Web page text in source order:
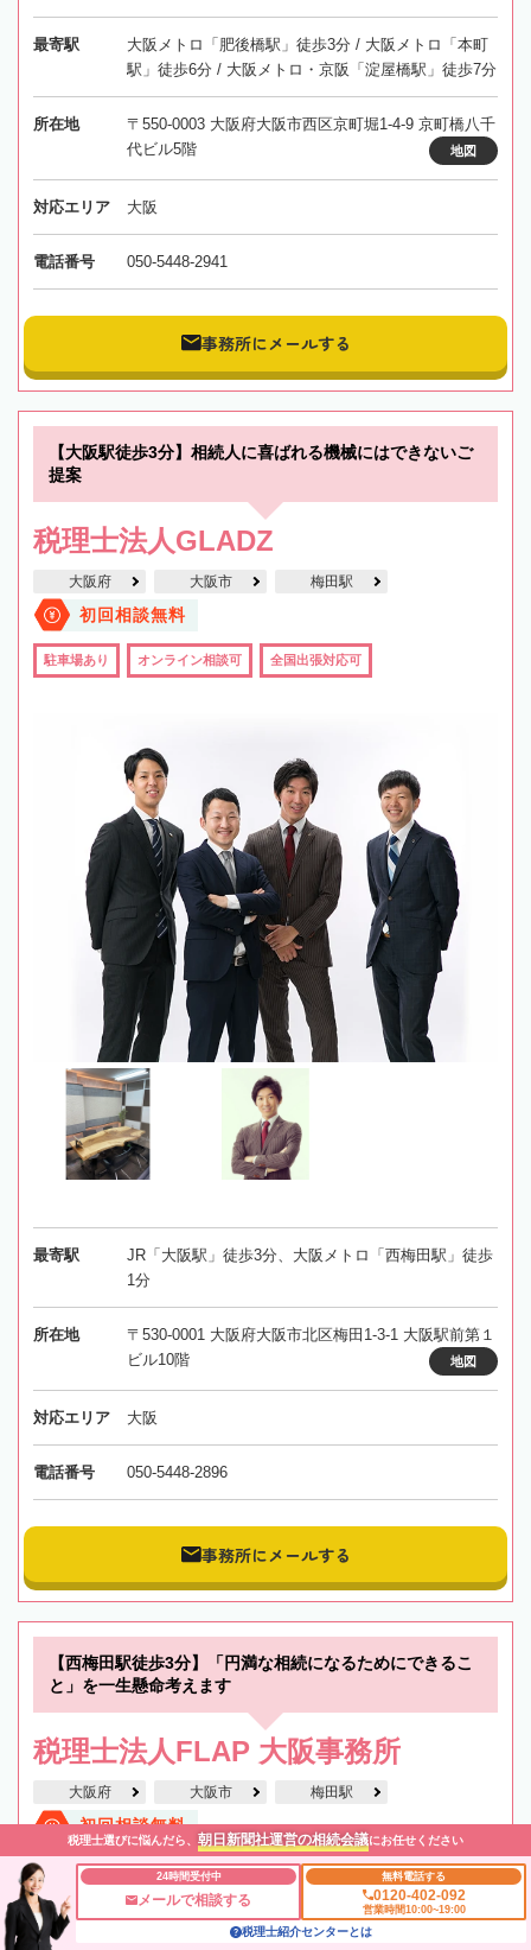
最寄駅
大阪メトロ「肥後橋駅」徒歩3分 / 大阪メトロ「本町
駅」徒歩6分 / 大阪メトロ・京阪「淀屋橋駅」徒歩7分
所在地
〒550-0003 大阪府大阪市西区京町堀1-4-9 京町橋八千
代ビル5階
地図
対応エリア 大阪
電話番号 050-5448-2941
事務所にメールする
【大阪駅徒歩3分】相続人に喜ばれる機械にはできないご
提案
税理士法人GLADZ
大阪府 大阪市 梅田駅
初回相談無料
駐車場あり オンライン相談可 全国出張対応可
最寄駅
JR「大阪駅」徒歩3分、大阪メトロ「西梅田駅」徒歩
1分
所在地
〒530-0001 大阪府大阪市北区梅田1-3-1 大阪駅前第１
ビル10階
地図
対応エリア 大阪
電話番号 050-5448-2896
事務所にメールする
【西梅田駅徒歩3分】「円満な相続になるためにできるこ
と」を一生懸命考えます
税理士法人FLAP 大阪事務所
大阪府 大阪市 梅田駅
初回相談無料
職歴20年以上 在籍数10名以上 オンライン相談可 土日祝OK
全国出張対応可 役所から近い
税理士選びに悩んだら、 朝日新聞社運営の相続会議にお任せください
24時間受付中
メールで相談する
無料電話する
0120-402-092
営業時間10:00~19:00
税理士紹介センターとは